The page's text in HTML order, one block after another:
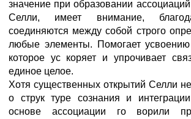
значение при образовании
Селли, имеет внимание,
соединяются между собой строго
любые элементы. Помогает
которое ус коряет и упрочивает
единое целое.
Хотя существенных открытий Селли не
о струк туре сознания и
основе ассоциации го ворили